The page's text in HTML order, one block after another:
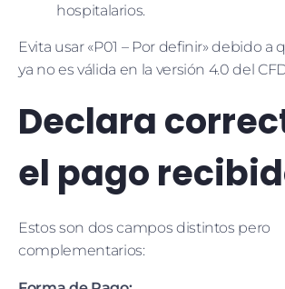
hospitalarios.
Evita usar «P01 – Por definir» debido a
ya no es válida en la versión 4.0 del
Declara
el pago
Estos son dos campos distintos pero
complementarios: